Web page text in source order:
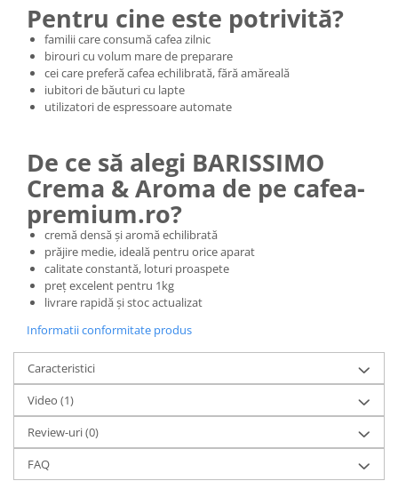
Pentru cine este potrivită?
familii care consumă cafea zilnic
birouri cu volum mare de preparare
cei care preferă cafea echilibrată, fără amăreală
iubitori de băuturi cu lapte
utilizatori de espressoare automate
De ce să alegi BARISSIMO
Crema & Aroma de pe cafea-
premium.ro?
cremă densă și aromă echilibrată
prăjire medie, ideală pentru orice aparat
calitate constantă, loturi proaspete
preț excelent pentru 1kg
livrare rapidă și stoc actualizat
Informatii conformitate produs
Caracteristici
Video (1)
Review-uri(0)
FAQ